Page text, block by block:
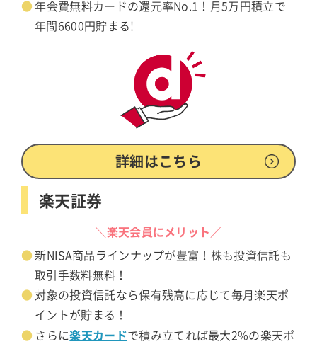
年会費無料カードの還元率No.1！月5万円積立で
年間6600円貯まる!
詳細はこちら
楽天証券
＼楽天会員にメリット／
新NISA商品ラインナップが豊富！株も投資信託も
取引手数料無料！
対象の投資信託なら保有残高に応じて毎月楽天ポ
イントが貯まる！
さらに楽天カードで積み立てれば最大2%の楽天ポ